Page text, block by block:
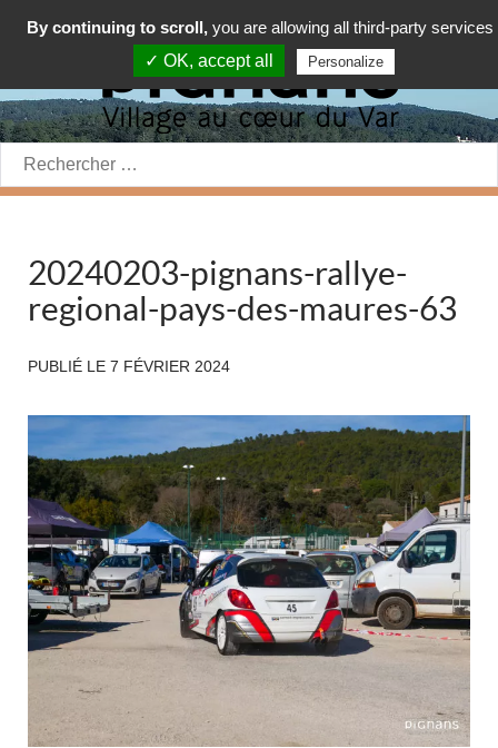
Rechercher:
20240203-pignans-rallye-
regional-pays-des-maures-63
PUBLIÉ LE 7 FÉVRIER 2024
By continuing to scroll, you are allowing all third-party services
✓ OK, accept all
Personalize